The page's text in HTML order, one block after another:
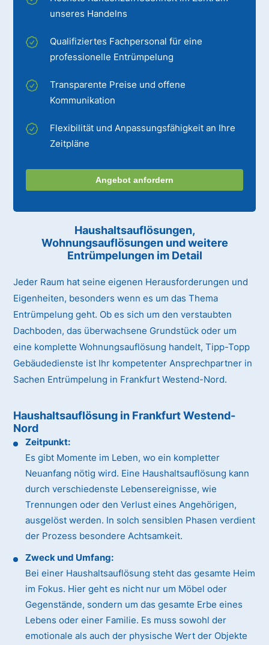
unseres Handelns
Qualifiziertes Fachpersonal für eine
professionelle Entrümpelung
Transparente Preise und offene
Kommunikation
Flexibilität und Anpassungsfähigkeit an Ihre
Zeitpläne
Angebot anfordern
Haushaltsauflösungen,
Wohnungsauflösungen und weitere
Entrümpelungen im Detail
Jeder Raum hat seine eigenen Herausforderungen und
Eigenheiten, besonders wenn es um das Thema
Entrümpelung geht. Ob es sich um den verstaubten
Dachboden, das überwachsene Grundstück oder um
eine komplette Wohnungsauflösung handelt, Tipp-Topp
Gebäudedienste ist Ihr kompetenter Ansprechpartner in
Sachen Entrümpelung in Frankfurt Westend-Nord.
Haushaltsauflösung in Frankfurt Westend-
Nord
Zeitpunkt:
Es gibt Momente im Leben, wo ein kompletter
Neuanfang nötig wird. Eine Haushaltsauflösung kann
durch verschiedenste Lebensereignisse, wie
Trennungen oder den Verlust eines Angehörigen,
ausgelöst werden. In solch sensiblen Phasen verdient
der Prozess besondere Achtsamkeit.
Zweck und Umfang:
Bei einer Haushaltsauflösung steht das gesamte Heim
im Fokus. Hier geht es nicht nur um Möbel oder
Gegenstände, sondern um das gesamte Erbe eines
Lebens oder einer Familie. Es muss sowohl der
emotionale als auch der physische Wert der Objekte